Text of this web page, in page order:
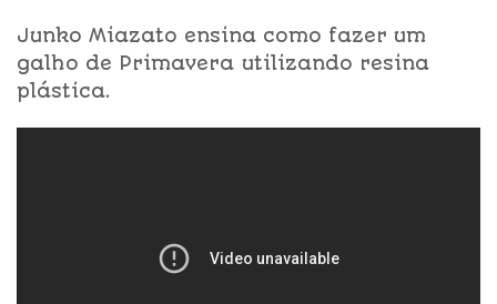
Junko Miazato ensina como fazer um
galho de Primavera utilizando resina
plástica.